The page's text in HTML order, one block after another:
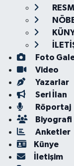
Foto
Video
Yazarlar
Seri İlan
Röportaj
Biyografi
Anketler
Künye
İletişim